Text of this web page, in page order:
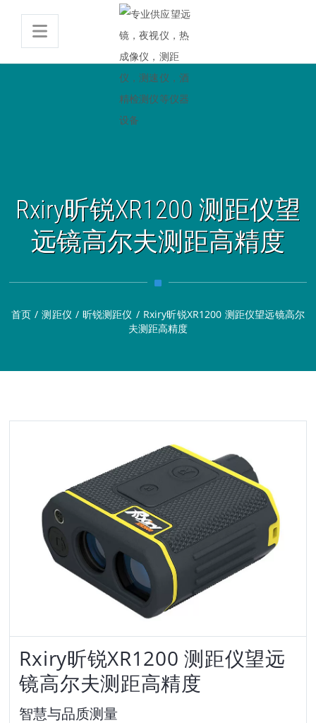
Rxiry昕锐XR1200 测距仪望
远镜高尔夫测距高精度
首页 / 测距仪 / 昕锐测距仪 / Rxiry昕锐XR1200 测距仪望远镜高尔
夫测距高精度
Rxiry昕锐XR1200 测距仪望远
镜高尔夫测距高精度
智慧与品质测量